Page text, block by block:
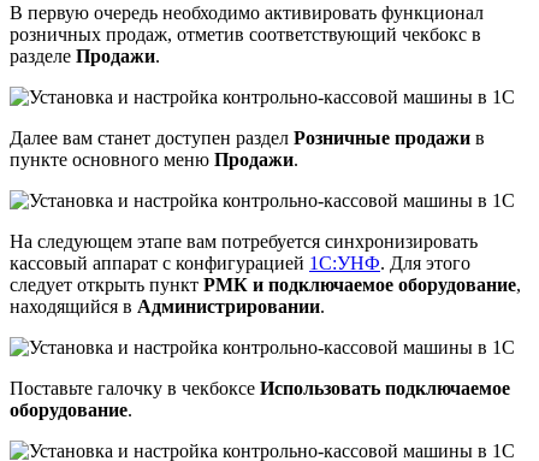
В первую очередь необходимо активировать функционал
розничных продаж, отметив соответствующий чекбокс в
разделе Продажи.
Далее вам станет доступен раздел Розничные продажи в
пункте основного меню Продажи.
На следующем этапе вам потребуется синхронизировать
кассовый аппарат с конфигурацией 1С:УНФ. Для этого
следует открыть пункт РМК и подключаемое оборудование,
находящийся в Администрировании.
Поставьте галочку в чекбоксе Использовать подключаемое
оборудование.